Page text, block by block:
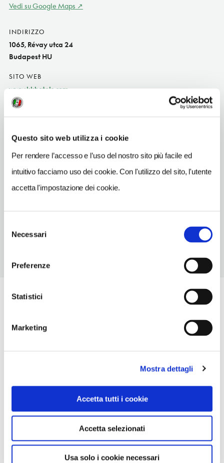
Questo sito web utilizza i cookie
Per rendere l’accesso e l’uso del nostro sito più facile ed
intuitivo facciamo uso dei cookie. Con l'utilizzo del sito, l'utente
accetta l'impostazione dei cookie.
delNecessari
Preferenze
Statistici
Marketing
Mostra dettagli
Accetta tutti i cookie
Accetta selezionati
Usa solo i cookie necessari
Vedi su Google Maps
INDIRIZZO
1065, Révay utca 24
Budapest HU
SITO WEB
www.kkhotels.com
INDIRIZZO EMAIL
TELEFONO
2690222
NUMERO CAMERE
205